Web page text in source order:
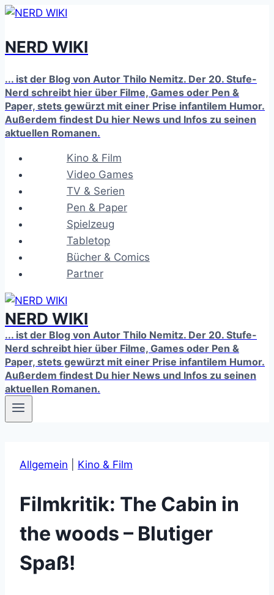
Zum
springen
NERD WIKI
... ist der Blog von Autor Thilo Nemitz. Der 20. Stufe-
Nerd schreibt hier über Filme, Games oder Pen &
Paper, stets gewürzt mit einer Prise infantilem Humor.
Außerdem findest Du hier News und Infos zu seinen
aktuellen Romanen.
Kino & Film
Video Games
TV & Serien
Pen & Paper
Spielzeug
Tabletop
Bücher & Comics
Partner
NERD WIKI
... ist der Blog von Autor Thilo Nemitz. Der 20. Stufe-
Nerd schreibt hier über Filme, Games oder Pen &
Paper, stets gewürzt mit einer Prise infantilem Humor.
Außerdem findest Du hier News und Infos zu seinen
aktuellen Romanen.
Allgemein Kino & Film
Filmkritik: The Cabin in
the woods – Blutiger
Spaß!